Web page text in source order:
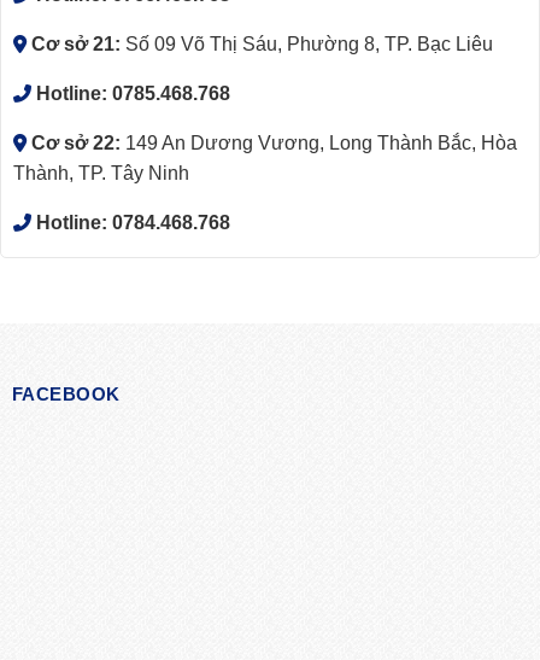
Cơ sở 21: Số 09 Võ Thị Sáu, Phường 8, TP. Bạc Liêu
Hotline: 0785.468.768
Cơ sở 22: 149 An Dương Vương, Long Thành Bắc, Hòa
Thành, TP. Tây Ninh
Hotline: 0784.468.768
FACEBOOK